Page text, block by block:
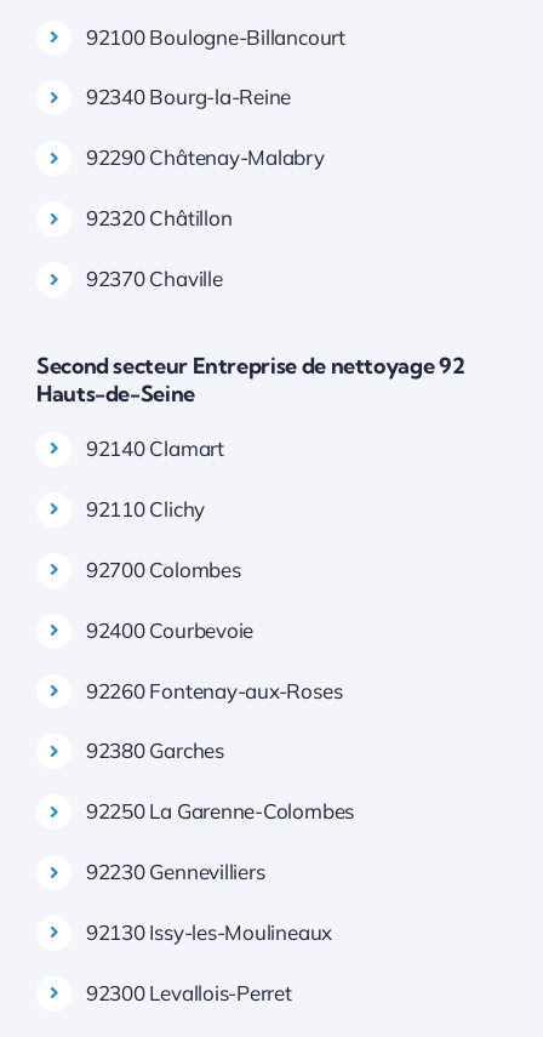
92100 Boulogne-Billancourt
92340 Bourg-la-Reine
92290 Châtenay-Malabry
92320 Châtillon
92370 Chaville
Second secteur Entreprise de nettoyage 92
Hauts-de-Seine
92140 Clamart
92110 Clichy
92700 Colombes
92400 Courbevoie
92260 Fontenay-aux-Roses
92380 Garches
92250 La Garenne-Colombes
92230 Gennevilliers
92130 Issy-les-Moulineaux
92300 Levallois-Perret